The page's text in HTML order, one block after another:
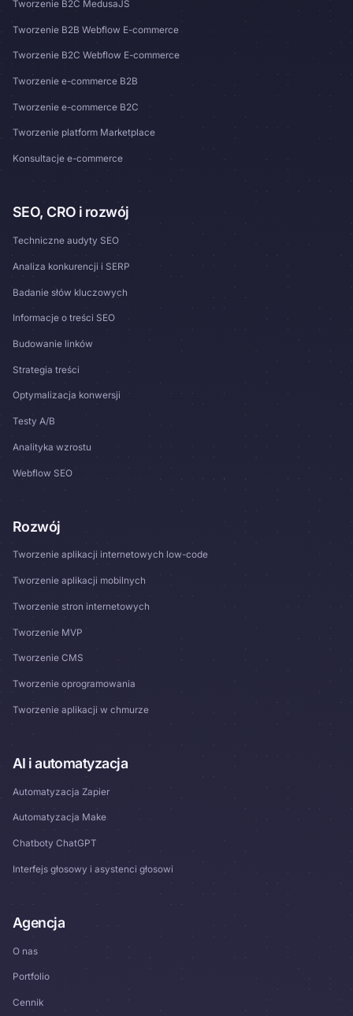
Tworzenie B2C MedusaJS
Tworzenie B2B Webflow E-commerce
Tworzenie B2C Webflow E-commerce
Tworzenie e-commerce B2B
Tworzenie e-commerce B2C
Tworzenie platform Marketplace
Konsultacje e-commerce
SEO, CRO i rozwój
Techniczne audyty SEO
Analiza konkurencji i SERP
Badanie słów kluczowych
Informacje o treści SEO
Budowanie linków
Strategia treści
Optymalizacja konwersji
Testy A/B
Analityka wzrostu
Webflow SEO
Rozwój
Tworzenie aplikacji internetowych low-code
Tworzenie aplikacji mobilnych
Tworzenie stron internetowych
Tworzenie MVP
Tworzenie CMS
Tworzenie oprogramowania
Tworzenie aplikacji w chmurze
AI i automatyzacja
Automatyzacja Zapier
Automatyzacja Make
Chatboty ChatGPT
Interfejs głosowy i asystenci głosowi
Agencja
O nas
Portfolio
Cennik